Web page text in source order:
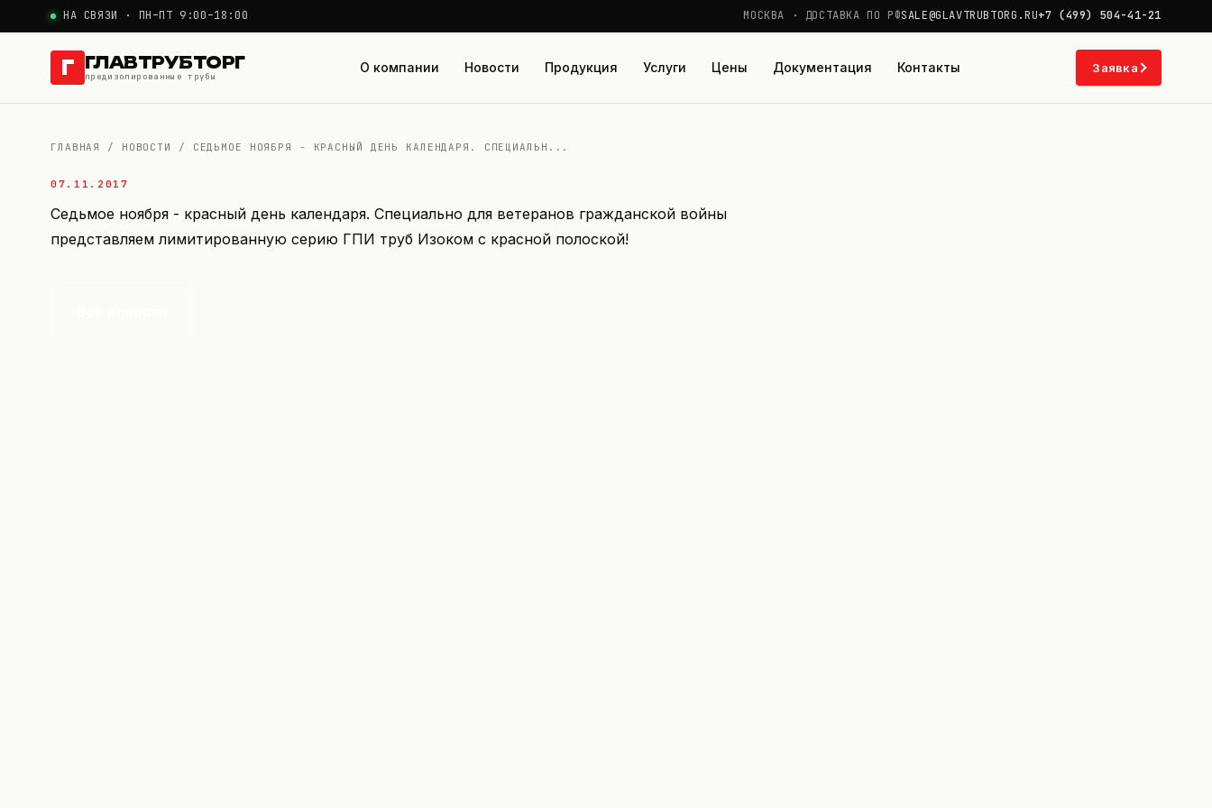
НА СВЯЗИ · ПН–ПТ 9:00–18:00 МОСКВА · ДОСТАВКА ПО РФSALE@GLAVTRUBTORG.RU+7 (499) 504-41-21
Г ГЛАВТРУБТОРГ
предизолированные трубы
О компании Новости Продукция Услуги Цены Документация Контакты Заявка
ГЛАВНАЯ / НОВОСТИ / СЕДЬМОЕ НОЯБРЯ - КРАСНЫЙ ДЕНЬ КАЛЕНДАРЯ. СПЕЦИАЛЬН...
07.11.2017
Седьмое ноября - красный день календаря. Специально для ветеранов гражданской войны
представляем лимитированную серию ГПИ труб Изоком с красной полоской!